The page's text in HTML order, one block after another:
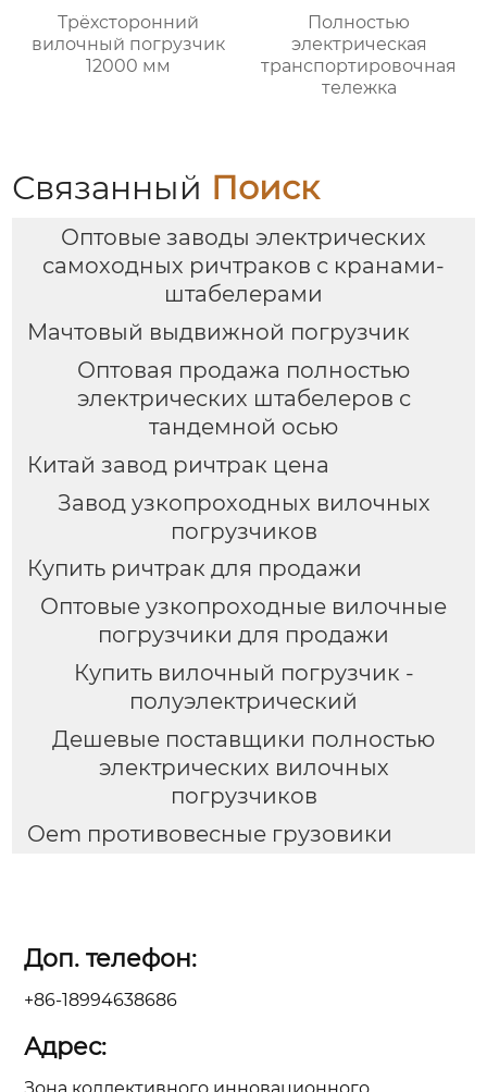
Трёхсторонний
вилочный погрузчик
12000 мм
Полностью
электрическая
транспортировочная
тележка
Связанный Поиск
Оптовые заводы электрических
самоходных ричтраков с кранами-
штабелерами
Мачтовый выдвижной погрузчик
Оптовая продажа полностью
электрических штабелеров с
тандемной осью
Китай завод ричтрак цена
Завод узкопроходных вилочных
погрузчиков
Купить ричтрак для продажи
Оптовые узкопроходные вилочные
погрузчики для продажи
Купить вилочный погрузчик -
полуэлектрический
Дешевые поставщики полностью
электрических вилочных
погрузчиков
Oem противовесные грузовики
Доп. телефон:
+86-18994638686
Адрес: